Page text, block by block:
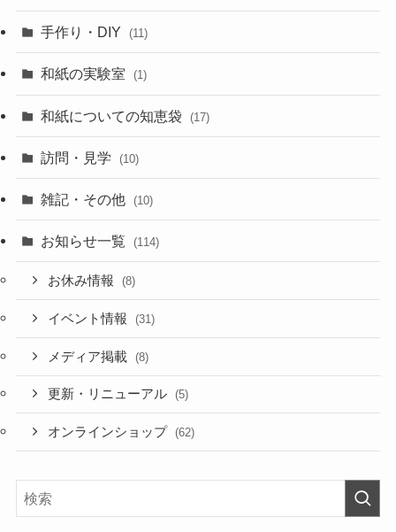
手作り・DIY (11)
和紙の実験室 (1)
和紙についての知恵袋 (17)
訪問・見学 (10)
雑記・その他 (10)
お知らせ一覧 (114)
お休み情報 (8)
イベント情報 (31)
メディア掲載 (8)
更新・リニューアル (5)
オンラインショップ (62)